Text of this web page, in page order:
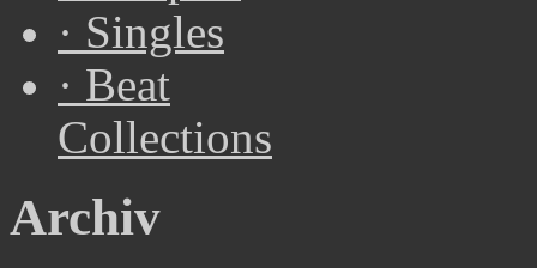
· Singles
· Beat
Collections
Archiv